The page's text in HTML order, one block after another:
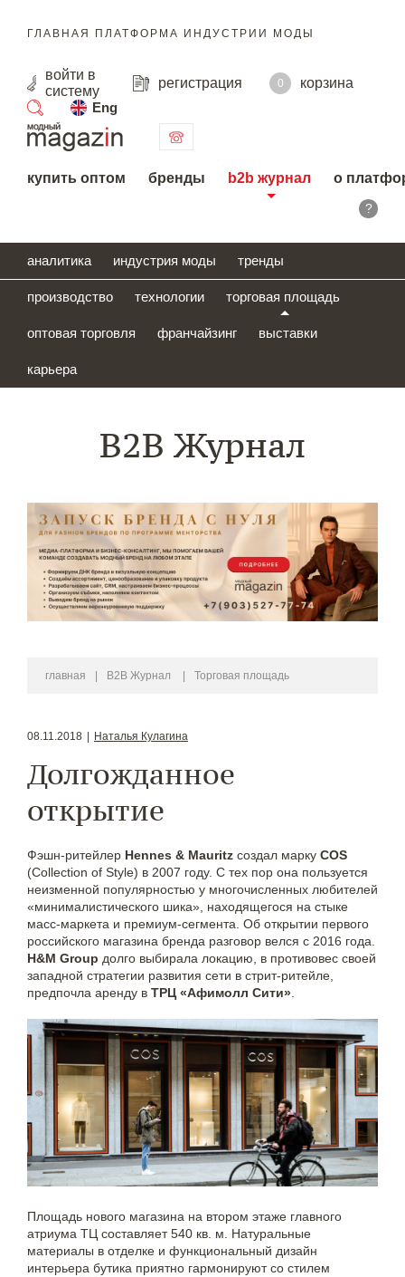
ГЛАВНАЯ ПЛАТФОРМА ИНДУСТРИИ МОДЫ
войти в
систему
регистрация 0
корзина
Eng
поиск
купить оптом бренды b2b журнал о
?
аналитика индустрия моды тренды
производство технологии торговая площадь
оптовая торговля франчайзинг выставки
карьера
B2B Журнал
главная B2B Журнал Торговая площадь
08.11.2018 Наталья Кулагина
Долгожданное
открытие
Фэшн-ритейлер Hennes & Mauritz создал марку COS
(Collection of Style) в 2007 году. С тех пор она пользуется
неизменной популярностью у многочисленных любителей
«минималистического шика», находящегося на стыке
масс-маркета и премиум-сегмента. Об открытии первого
российского магазина бренда разговор велся с 2016 года.
H&M Group долго выбирала локацию, в противовес своей
западной стратегии развития сети в стрит-ритейле,
предпочла аренду в ТРЦ «Афимолл Сити»
Площадь нового магазина на втором этаже главного
атриума ТЦ составляет 540 кв. м. Натуральные
материалы в отделке и функциональный дизайн
интерьера бутика приятно гармонируют со стилем